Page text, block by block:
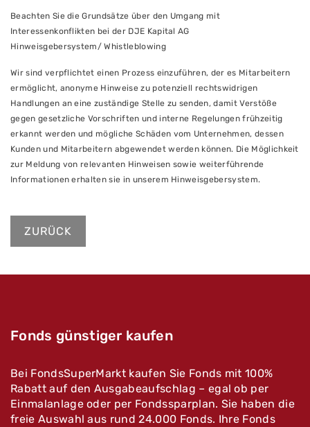
Beachten Sie die Grundsätze über den Umgang mit
Interessenkonflikten bei der DJE Kapital AG
Hinweisgebersystem/ Whistleblowing
Wir sind verpflichtet einen Prozess einzuführen, der es Mitarbeitern
ermöglicht, anonyme Hinweise zu potenziell rechtswidrigen
Handlungen an eine zuständige Stelle zu senden, damit Verstöße
gegen gesetzliche Vorschriften und interne Regelungen frühzeitig
erkannt werden und mögliche Schäden vom Unternehmen, dessen
Kunden und Mitarbeitern abgewendet werden können. Die Möglichkeit
zur Meldung von relevanten Hinweisen sowie weiterführende
Informationen erhalten sie in unserem Hinweisgebersystem.
ZURÜCK
Fonds günstiger kaufen
Bei FondsSuperMarkt kaufen Sie Fonds mit 100%
Rabatt auf den Ausgabeaufschlag – egal ob per
Einmalanlage oder per Fondssparplan. Sie haben die
freie Auswahl aus rund 24.000 Fonds. Ihre Fonds